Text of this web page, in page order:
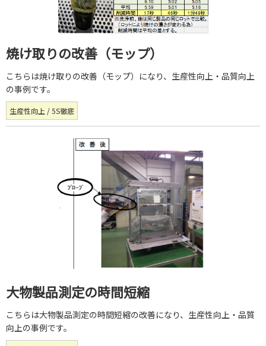
焼け取りの改善（モップ）
こちらは焼け取りの改善（モップ）になり、生産性向上・品質向上
の事例です。
生産性向上 / 5S徹底
大物製品測定の時間短縮
こちらは大物製品測定の時間短縮の改善になり、生産性向上・品質
向上の事例です。